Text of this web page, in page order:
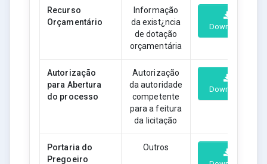
Recurso
Orçamentário
Informação
da exist¿ncia
de dotação
orçamentária
Download
Autorização
para Abertura
do processo
Autorização
da autoridade
competente
para a feitura
da licitação
Download
Portaria do
Pregoeiro
Outros